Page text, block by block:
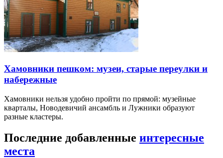
Хамовники пешком: музеи, старые переулки и
набережные
Хамовники нельзя удобно пройти по прямой: музейные
кварталы, Новодевичий ансамбль и Лужники образуют
разные кластеры.
Последние добавленные интересные
места